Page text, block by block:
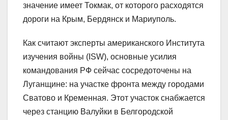
значение имеет Токмак, от которого расходятся
дороги на Крым, Бердянск и Мариуполь.
Как считают эксперты американского Института
изучения войны (ISW), основные усилия
командования РФ сейчас сосредоточены на
Луганщине: на участке фронта между городами
Сватово и Кременная. Этот участок снабжается
через станцию Валуйки в Белгородской